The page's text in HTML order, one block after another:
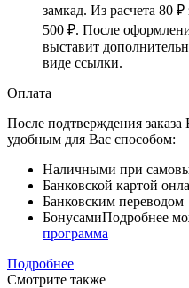
замкад. Из расчета 80 ₽
500 ₽. После
выставит
виде ссылки.
Оплата
После подтверждения
удобным для Вас способом:
Наличными при
Банковской картой
Банковским переводом
БонусамиПодробнее
программа
Подробнее
Смотрите также